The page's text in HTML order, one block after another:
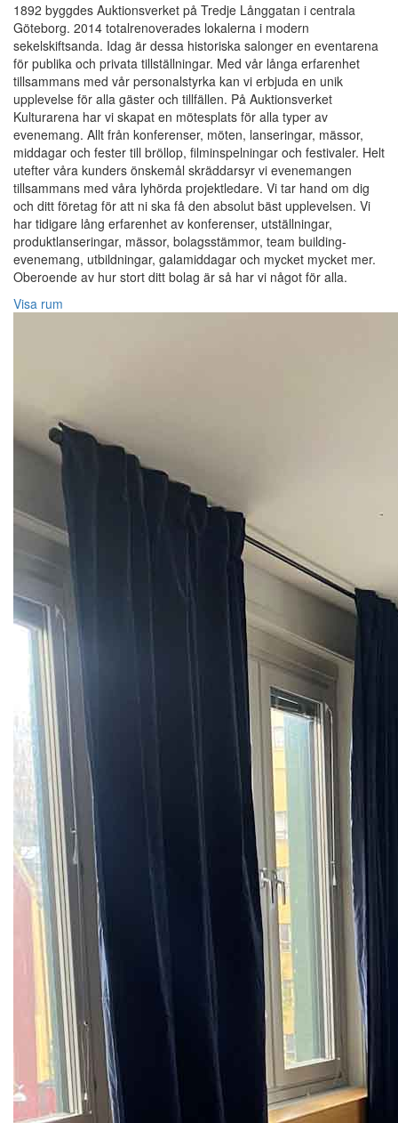
1892 byggdes Auktionsverket på Tredje Långgatan i centrala
Göteborg. 2014 totalrenoverades lokalerna i modern
sekelskiftsanda. Idag är dessa historiska salonger en eventarena
för publika och privata tillställningar. Med vår långa erfarenhet
tillsammans med vår personalstyrka kan vi erbjuda en unik
upplevelse för alla gäster och tillfällen. På Auktionsverket
Kulturarena har vi skapat en mötesplats för alla typer av
evenemang. Allt från konferenser, möten, lanseringar, mässor,
middagar och fester till bröllop, filminspelningar och festivaler. Helt
utefter våra kunders önskemål skräddarsyr vi evenemangen
tillsammans med våra lyhörda projektledare. Vi tar hand om dig
och ditt företag för att ni ska få den absolut bäst upplevelsen. Vi
har tidigare lång erfarenhet av konferenser, utställningar,
produktlanseringar, mässor, bolagsstämmor, team building-
evenemang, utbildningar, galamiddagar och mycket mycket mer.
Oberoende av hur stort ditt bolag är så har vi något för alla.
Visa rum